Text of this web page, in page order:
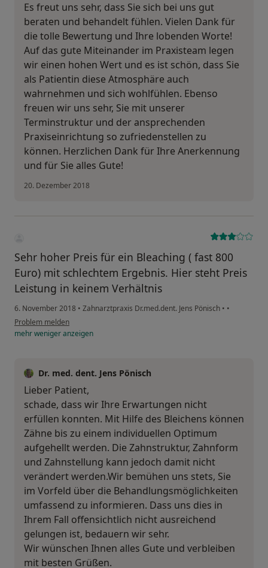
Es freut uns sehr, dass Sie sich bei uns gut
beraten und behandelt fühlen. Vielen Dank für
die tolle Bewertung und Ihre lobenden Worte!
Auf das gute Miteinander im Praxisteam legen
wir einen hohen Wert und es ist schön, dass Sie
als Patientin diese Atmosphäre auch
wahrnehmen und sich wohlfühlen. Ebenso
freuen wir uns sehr, Sie mit unserer
Terminstruktur und der ansprechenden
Praxiseinrichtung so zufriedenstellen zu
können. Herzlichen Dank für Ihre Anerkennung
und für Sie alles Gute!
20. Dezember 2018
Sehr hoher Preis für ein Bleaching ( fast 800
Euro) mit schlechtem Ergebnis. Hier steht Preis
Leistung in keinem Verhältnis
6. November 2018 • Zahnarztpraxis Dr.med.dent. Jens Pönisch • •
Problem melden
mehrwenigeranzeigen
Dr. med. dent. Jens Pönisch
Lieber Patient,
schade, dass wir Ihre Erwartungen nicht
erfüllen konnten. Mit Hilfe des Bleichens können
Zähne bis zu einem individuellen Optimum
aufgehellt werden. Die Zahnstruktur, Zahnform
und Zahnstellung kann jedoch damit nicht
verändert werden.Wir bemühen uns stets, Sie
im Vorfeld über die Behandlungsmöglichkeiten
umfassend zu informieren. Dass uns dies in
Ihrem Fall offensichtlich nicht ausreichend
gelungen ist, bedauern wir sehr.
Wir wünschen Ihnen alles Gute und verbleiben
mit besten Grüßen.